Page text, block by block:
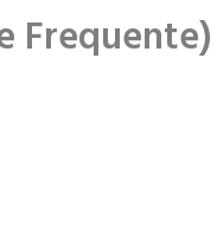
Frequente)